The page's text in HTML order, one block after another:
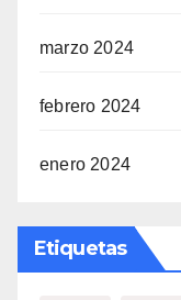
marzo 2024
febrero 2024
enero 2024
Etiquetas